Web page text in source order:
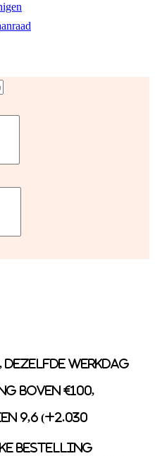
dezelfde werkdag
boven €100,
9,6 (+2.030
bestelling